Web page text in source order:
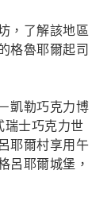
，了解該地區
格魯耶爾起司
凱勒巧克力博
士巧克力世
耶爾村享用午
呂耶爾城堡，